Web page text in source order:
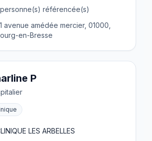
personne(s) référencée(s)
avenue amédée mercier, 01000,
en-Bresse
P
LES ARBELLES